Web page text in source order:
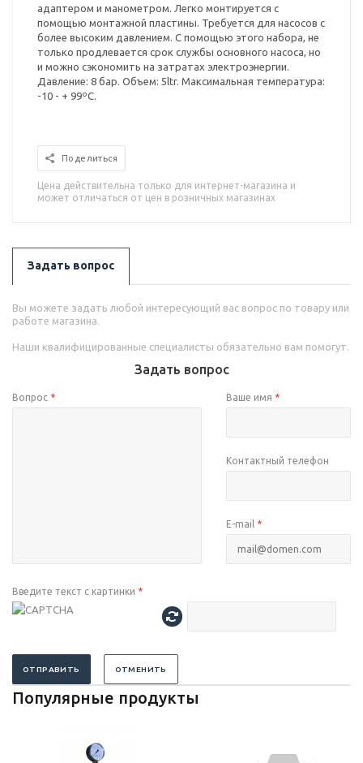
адаптером и манометром. Легко монтируется с
помощью монтажной пластины. Требуется для насосов с
более высоким давлением. С помощью этого набора, не
только продлевается срок службы основного насоса, но
и можно сэкономить на затратах электроэнергии.
Давление: 8 бар. Объем: 5ltr. Максимальная температура:
-10 - + 99ºC.
Поделиться
Цена действительна только для интернет-магазина и
может отличаться от цен в розничных магазинах
Задать вопрос
Вы можете задать любой интересующий вас вопрос по товару или
работе магазина.
Наши квалифицированные специалисты обязательно вам помогут.
Задать вопрос
Вопрос * Ваше имя *
Контактный телефон
E-mail *
Введите текст с картинки *
ОТПРАВИТЬ ОТМЕНИТЬ
Популярные продукты